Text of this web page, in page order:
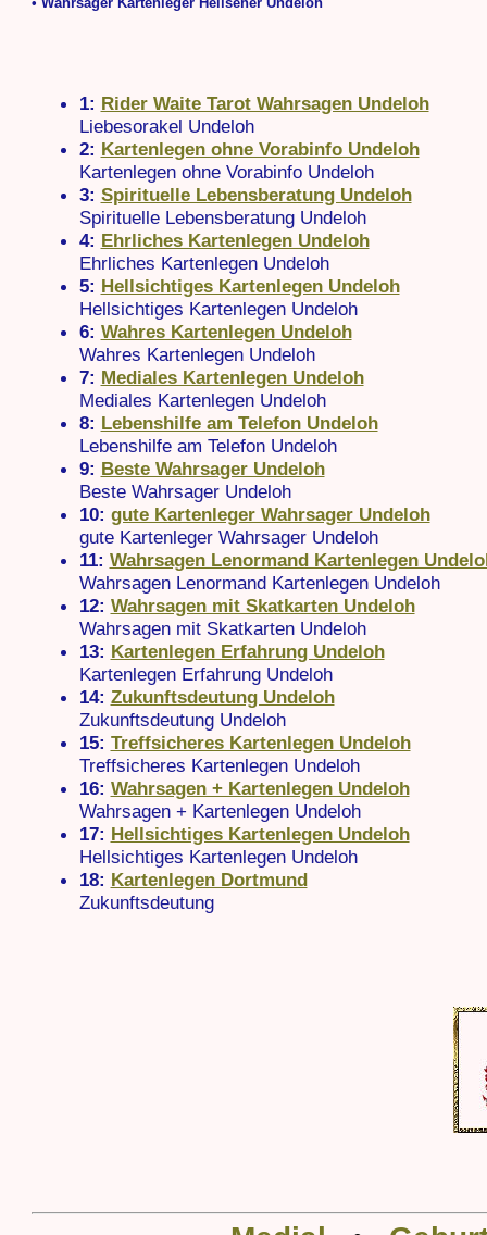
1: Rider Waite Tarot Wahrsagen Undeloh
Liebesorakel Undeloh
2: Kartenlegen ohne Vorabinfo Undeloh
Kartenlegen ohne Vorabinfo Undeloh
3: Spirituelle Lebensberatung Undeloh
Spirituelle Lebensberatung Undeloh
4: Ehrliches Kartenlegen Undeloh
Ehrliches Kartenlegen Undeloh
5: Hellsichtiges Kartenlegen Undeloh
Hellsichtiges Kartenlegen Undeloh
6: Wahres Kartenlegen Undeloh
Wahres Kartenlegen Undeloh
7: Mediales Kartenlegen Undeloh
Mediales Kartenlegen Undeloh
8: Lebenshilfe am Telefon Undeloh
Lebenshilfe am Telefon Undeloh
9: Beste Wahrsager Undeloh
Beste Wahrsager Undeloh
10: gute Kartenleger Wahrsager Undeloh
gute Kartenleger Wahrsager Undeloh
11: Wahrsagen Lenormand Kartenlegen
Wahrsagen Lenormand Kartenlegen Undeloh
12: Wahrsagen mit Skatkarten Undeloh
Wahrsagen mit Skatkarten Undeloh
13: Kartenlegen Erfahrung Undeloh
Kartenlegen Erfahrung Undeloh
14: Zukunftsdeutung Undeloh
Zukunftsdeutung Undeloh
15: Treffsicheres Kartenlegen Undeloh
Treffsicheres Kartenlegen Undeloh
16: Wahrsagen + Kartenlegen Undeloh
Wahrsagen + Kartenlegen Undeloh
17: Hellsichtiges Kartenlegen Undeloh
Hellsichtiges Kartenlegen Undeloh
18: Kartenlegen Dortmund
Zukunftsdeutung